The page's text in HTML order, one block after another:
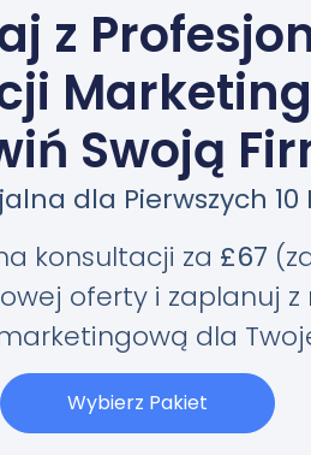
z
Swoją
dla Pierwszych 10
konsultacji za £67
oferty i zaplanuj
dla
Wybierz Pakiet